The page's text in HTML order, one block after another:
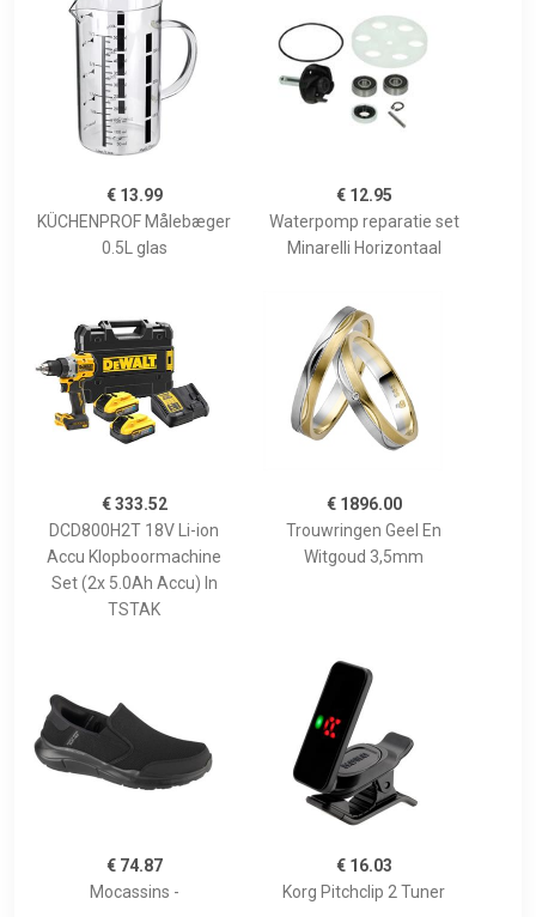
€ 13.99
KÜCHENPROF Målebæger
0.5L glas
€ 12.95
Waterpomp reparatie set
Minarelli Horizontaal
€ 333.52
DCD800H2T 18V Li-ion
Accu Klopboormachine
Set (2x 5.0Ah Accu) In
TSTAK
€ 1896.00
Trouwringen Geel En
Witgoud 3,5mm
€ 74.87
Mocassins -
€ 16.03
Korg Pitchclip 2 Tuner